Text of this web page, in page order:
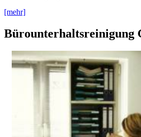
[mehr]
Bürounterhaltsreinigung